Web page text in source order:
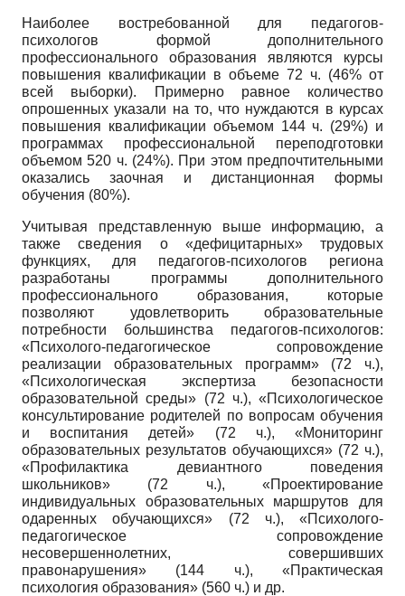
Наиболее востребованной для педагогов-
психологов формой дополнительного
профессионального образования являются курсы
повышения квалификации в объеме 72 ч. (46% от
всей выборки). Примерно равное количество
опрошенных указали на то, что нуждаются в курсах
повышения квалификации объемом 144 ч. (29%) и
программах профессиональной переподготовки
объемом 520 ч. (24%). При этом предпочтительными
оказались заочная и дистанционная формы
обучения (80%).
Учитывая представленную выше информацию, а
также сведения о «дефицитарных» трудовых
функциях, для педагогов-психологов региона
разработаны программы дополнительного
профессионального образования, которые
позволяют удовлетворить образовательные
потребности большинства педагогов-психологов:
«Психолого-педагогическое сопровождение
реализации образовательных программ» (72 ч.),
«Психологическая экспертиза безопасности
образовательной среды» (72 ч.), «Психологическое
консультирование родителей по вопросам обучения
и воспитания детей» (72 ч.), «Мониторинг
образовательных результатов обучающихся» (72 ч.),
«Профилактика девиантного поведения
школьников» (72 ч.), «Проектирование
индивидуальных образовательных маршрутов для
одаренных обучающихся» (72 ч.), «Психолого-
педагогическое сопровождение
несовершеннолетних, совершивших
правонарушения» (144 ч.), «Практическая
психология образования» (560 ч.) и др.